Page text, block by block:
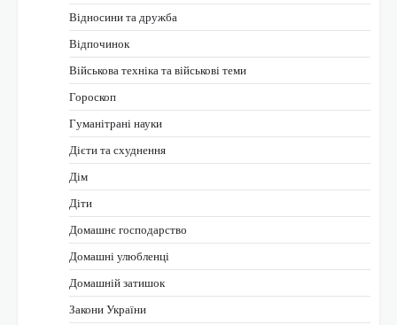
Відносини та дружба
Відпочинок
Військова техніка та військові теми
Гороскоп
Гуманітрані науки
Дієти та схуднення
Дім
Діти
Домашнє господарство
Домашні улюбленці
Домашній затишок
Закони України